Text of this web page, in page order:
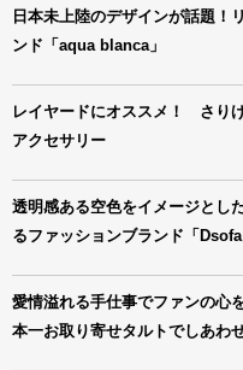
日本未上陸のデザインが話題！
ンド「aqua blanca」
レイヤードにオススメ！ さり
アクセサリー
透明感ある空色をイメージとし
るファッションブランド「Dsofa
愛情溢れる手仕事でファンの
本一お取り寄せタルトでしあわ